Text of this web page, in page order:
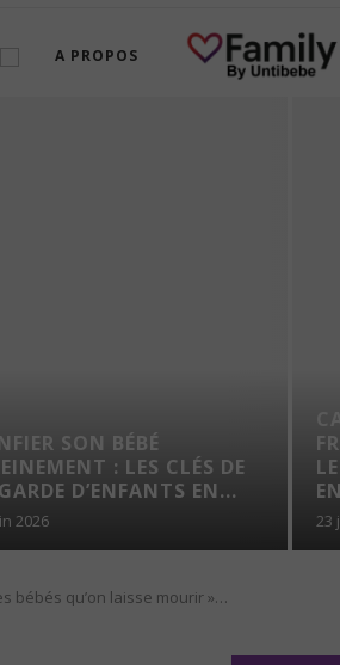
A PROPOS
SON BÉBÉ
: LES CLÉS DE
D’ENFANTS EN...
2026 23
bébés qu’on laisse mourir »…